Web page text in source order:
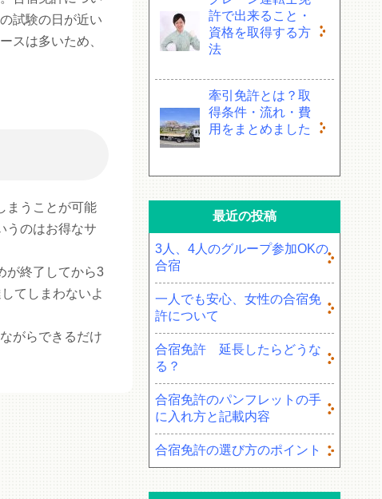
試験の日が近い
スは多いため、
まうことが可能
うのはお得なサ
が終了してから3
てしまわないよ
がらできるだけ
許で出来ること・
資格を取得する方
法
牽引免許とは？取
得条件・流れ・費
用をまとめました
最近の投稿
3人、4人のグループ参加OKの
合宿
一人でも安心、女性の合宿免
許について
合宿免許 延長したらどうな
る？
合宿免許のパンフレットの手
に入れ方と記載内容
合宿免許の選び方のポイント